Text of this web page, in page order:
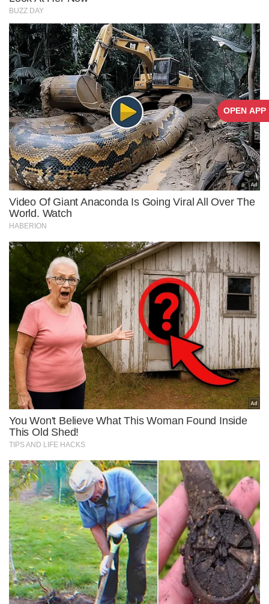
OPEN APP